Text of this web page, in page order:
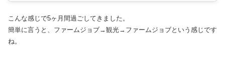
こんな感じで5ヶ月間過ごしてきました。
簡単に言うと、ファームジョブ→観光→ファームジョブという感じです
ね。